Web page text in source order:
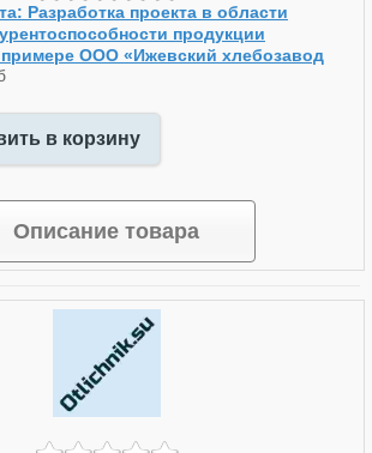
Разработка проекта в области
продукции
примере ООО «Ижевский хлебозавод
в корзину
Описание товара